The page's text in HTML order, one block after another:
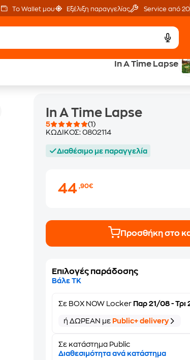
Το Wallet μου Εξέλιξη παραγγελίας Service από 20'
In A Time Lapse
In A Time Lapse
5
(1)
ΚΩΔΙΚΟΣ:0802114
Διαθέσιμο με παραγγελία
44,90€
Προσθήκη στο
Επιλογές παράδοσης
Βάλε ΤΚ
Σε BOX NOW Locker Παρ 21/08 - Τρι
ή ΔΩΡΕΑΝ με Public+ delivery
Σε κατάστημα Public
Διαθεσιμότητα ανά κατάστημα